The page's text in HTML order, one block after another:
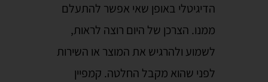
הדיגיטלי באופן שאי אפשר להתעלם
ממנו. הצרכן של היום רוצה לראות,
לשמוע ולהרגיש את המוצר או השירות
לפני שהוא מקבל החלטה. קמפיין